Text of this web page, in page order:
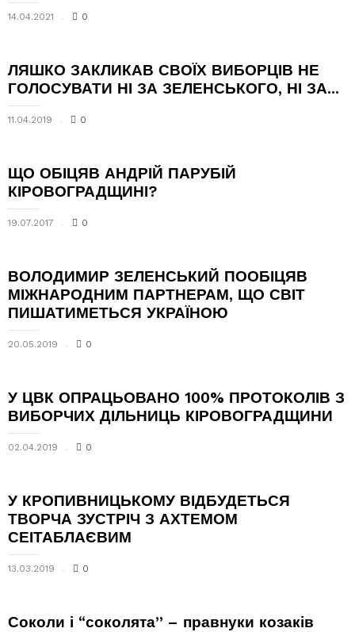
14.04.2021 0
ЛЯШКО ЗАКЛИКАВ СВОЇХ ВИБОРЦІВ НЕ
ГОЛОСУВАТИ НІ ЗА ЗЕЛЕНСЬКОГО, НІ ЗА...
11.04.2019 0
ЩО ОБІЦЯВ АНДРІЙ ПАРУБІЙ
КІРОВОГРАДЩИНІ?
19.07.2017 0
ВОЛОДИМИР ЗЕЛЕНСЬКИЙ ПООБІЦЯВ
МІЖНАРОДНИМ ПАРТНЕРАМ, ЩО СВІТ
ПИШАТИМЕТЬСЯ УКРАЇНОЮ
20.05.2019 0
У ЦВК ОПРАЦЬОВАНО 100% ПРОТОКОЛІВ З
ВИБОРЧИХ ДІЛЬНИЦЬ КІРОВОГРАДЩИНИ
02.04.2019 0
У КРОПИВНИЦЬКОМУ ВІДБУДЕТЬСЯ
ТВОРЧА ЗУСТРІЧ З АХТЕМОМ
СЕІТАБЛАЄВИМ
13.03.2019 0
Соколи і “соколята” – правнуки козаків